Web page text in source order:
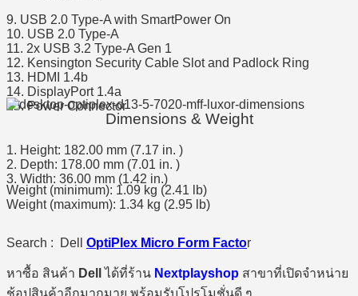
9. USB 2.0 Type-A with SmartPower On
10. USB 2.0 Type-A
11. 2x USB 3.2 Type-A Gen 1
12. Kensington Security Cable Slot and Padlock Ring
13. HDMI 1.4b
14. DisplayPort 1.4a
15. Power Connector
Dimensions & Weight
1. Height: 182.00 mm (7.17 in. )
2. Depth: 178.00 mm (7.01 in. )
3. Width: 36.00 mm (1.42 in.)
Weight (minimum): 1.09 kg (2.41 lb)​
Weight (maximum): 1.34 kg (2.95 lb)
Search : Dell OptiPlex Micro Form Factor
หาซื้อ สินค้า Dell ได้ที่ร้าน Nextplayshop สาขาที่เปิดจำหน่าย
ช้อปสินค้าอีกมากมาย พร้อมรับโปรโมชั่นดี ๆ